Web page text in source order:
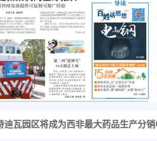
迪瓦园区将成为西非最大药品生产分